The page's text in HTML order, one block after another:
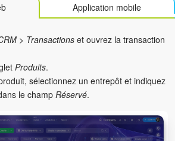
Application mobile
> Transactions et ouvrez la transaction
Produits.
sélectionnez un entrepôt et indiquez
le champ Réservé.